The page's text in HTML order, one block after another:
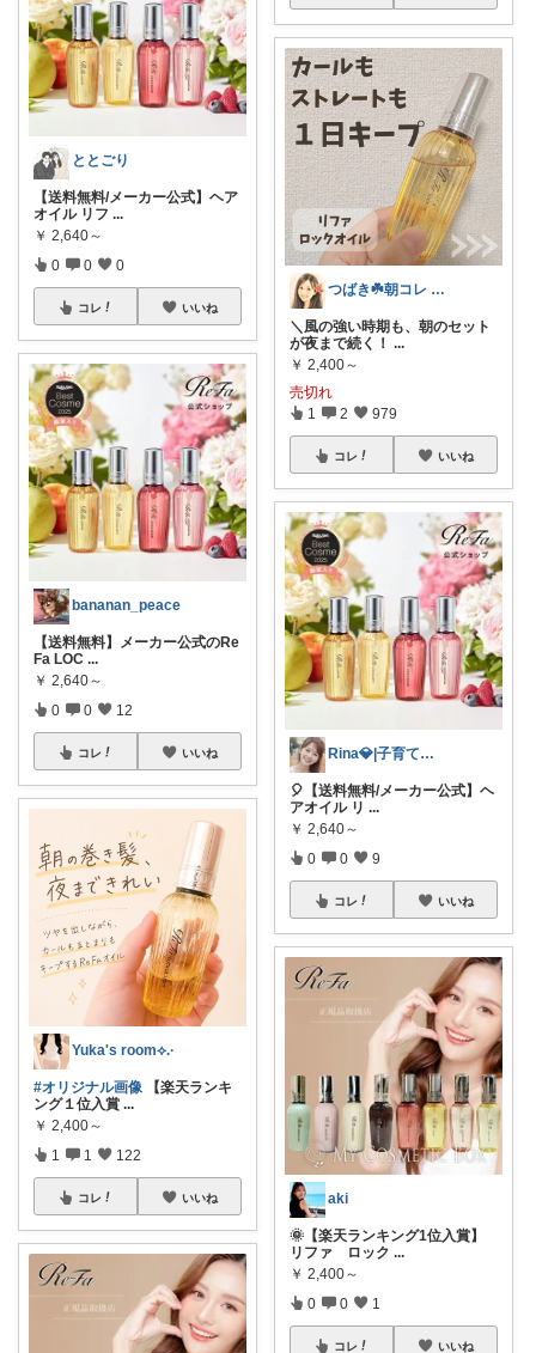
ととごり
【送料無料/メーカー公式】ヘア
オイル リフ ...
￥ 2,640～
0 0 0
コレ いいね
bananan_peace
【送料無料】メーカー公式のRe
Fa LOC ...
￥ 2,640～
0 0 12
コレ いいね
Yuka's room⟡.·
#オリジナル画像 【楽天ランキ
ング１位入賞 ...
￥ 2,400～
1 1 122
コレ いいね
つばき☘️朝コレ 家事・育児・仕事を楽に
＼風の強い時期も、朝のセット
が夜まで続く！ ...
￥ 2,400～
売切れ
1 2 979
コレ いいね
Rina💎|子育てママの便利帳
🎈【送料無料/メーカー公式】ヘ
アオイル リ ...
￥ 2,640～
0 0 9
コレ いいね
aki
🌞【楽天ランキング1位入賞】
リファ ロック ...
￥ 2,400～
0 0 1
コレ いいね